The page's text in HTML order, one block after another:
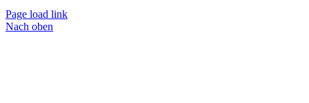
Page load link
Nach oben